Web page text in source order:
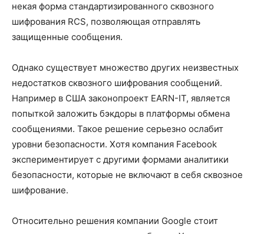
некая форма стандартизированного сквозного
шифрования RCS, позволяющая отправлять
защищенные сообщения.
Однако существует множество других неизвестных
недостатков сквозного шифрования сообщений.
Например в США законопроект EARN-IT, является
попыткой заложить бэкдоры в платформы обмена
сообщениями. Такое решение серьезно ослабит
уровни безопасности. Хотя компания Facebook
экспериментирует с другими формами аналитики
безопасности, которые не включают в себя сквозное
шифрование.
Относительно решения компании Google стоит